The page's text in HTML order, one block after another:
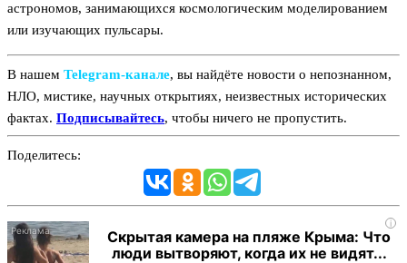
астрономов, занимающихся космологическим моделированием
или изучающих пульсары.
В нашем Telegram‑канале, вы найдёте новости о непознанном,
НЛО, мистике, научных открытиях, неизвестных исторических
фактах. Подписывайтесь, чтобы ничего не пропустить.
Поделитесь:
i
Скрытая камера на пляже Крыма: Что
люди вытворяют, когда их не видят...